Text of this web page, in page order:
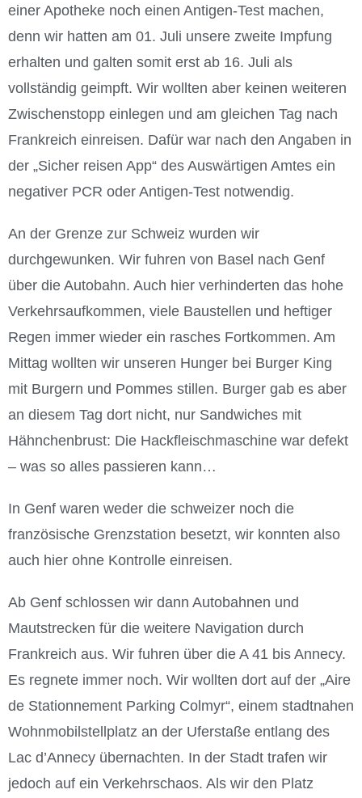
einer Apotheke noch einen Antigen-Test machen,
denn wir hatten am 01. Juli unsere zweite Impfung
erhalten und galten somit erst ab 16. Juli als
vollständig geimpft. Wir wollten aber keinen weiteren
Zwischenstopp einlegen und am gleichen Tag nach
Frankreich einreisen. Dafür war nach den Angaben in
der „Sicher reisen App“ des Auswärtigen Amtes ein
negativer PCR oder Antigen-Test notwendig.
An der Grenze zur Schweiz wurden wir
durchgewunken. Wir fuhren von Basel nach Genf
über die Autobahn. Auch hier verhinderten das hohe
Verkehrsaufkommen, viele Baustellen und heftiger
Regen immer wieder ein rasches Fortkommen. Am
Mittag wollten wir unseren Hunger bei Burger King
mit Burgern und Pommes stillen. Burger gab es aber
an diesem Tag dort nicht, nur Sandwiches mit
Hähnchenbrust: Die Hackfleischmaschine war defekt
– was so alles passieren kann…
In Genf waren weder die schweizer noch die
französische Grenzstation besetzt, wir konnten also
auch hier ohne Kontrolle einreisen.
Ab Genf schlossen wir dann Autobahnen und
Mautstrecken für die weitere Navigation durch
Frankreich aus. Wir fuhren über die A 41 bis Annecy.
Es regnete immer noch. Wir wollten dort auf der „Aire
de Stationnement Parking Colmyr“, einem stadtnahen
Wohnmobilstellplatz an der Uferstaße entlang des
Lac d’Annecy übernachten. In der Stadt trafen wir
jedoch auf ein Verkehrschaos. Als wir den Platz